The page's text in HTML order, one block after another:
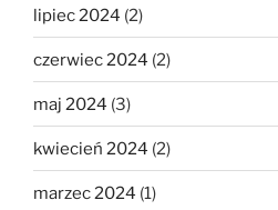
lipiec 2024 (2)
czerwiec 2024 (2)
maj 2024 (3)
kwiecień 2024 (2)
marzec 2024 (1)